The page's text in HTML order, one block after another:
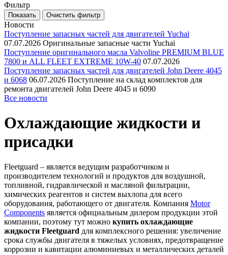
Фильтр
Новости
Поступление запасных частей для двигателей Yuchai
07.07.2026 Оригинальные запасные части Yuchai
Поступление оригинального масла Valvoline PREMIUM BLUE
7800 и ALL FLEET EXTREME 10W-40 07.07.2026
Поступление запасных частей для двигателей John Deere 4045
и 6068 06.07.2026 Поступление на склад комплектов для
ремонта двигателей John Deere 4045 и 6090
Все новости
Охлаждающие жидкости и
присадки
Fleetguard – является ведущим разработчиком и
производителем технологий и продуктов для воздушной,
топливной, гидравлической и масляной фильтрации,
химических реагентов и систем выхлопа для всего
оборудования, работающего от двигателя. Компания Motor
Components является официальным дилером продукции этой
компании, поэтому тут можно купить охлаждающие
жидкости Fleetguard для комплексного решения: увеличение
срока службы двигателя в тяжелых условиях, предотвращение
коррозии и кавитации алюминиевых и металлических деталей